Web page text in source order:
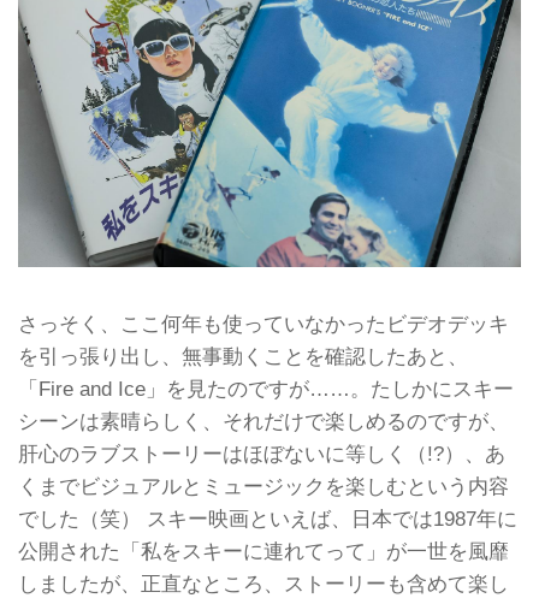
さっそく、ここ何年も使っていなかったビデオデッキ
を引っ張り出し、無事動くことを確認したあと、
「Fire and Ice」を見たのですが……。たしかにスキー
シーンは素晴らしく、それだけで楽しめるのですが、
肝心のラブストーリーはほぼないに等しく（!?）、あ
くまでビジュアルとミュージックを楽しむという内容
でした（笑） スキー映画といえば、日本では1987年に
公開された「私をスキーに連れてって」が一世を風靡
しましたが、正直なところ、ストーリーも含めて楽し